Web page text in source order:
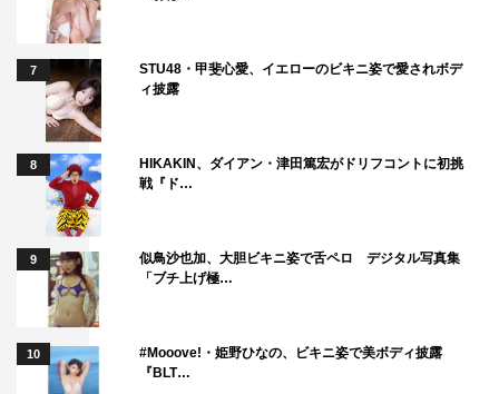
7
STU48・甲斐心愛、イエローのビキニ姿で愛されボデ
ィ披露
8
HIKAKIN、ダイアン・津田篤宏がドリフコントに初挑
戦『ド…
9
似鳥沙也加、大胆ビキニ姿で舌ペロ デジタル写真集
「ブチ上げ極…
10
#Mooove!・姫野ひなの、ビキニ姿で美ボディ披露
『BLT…